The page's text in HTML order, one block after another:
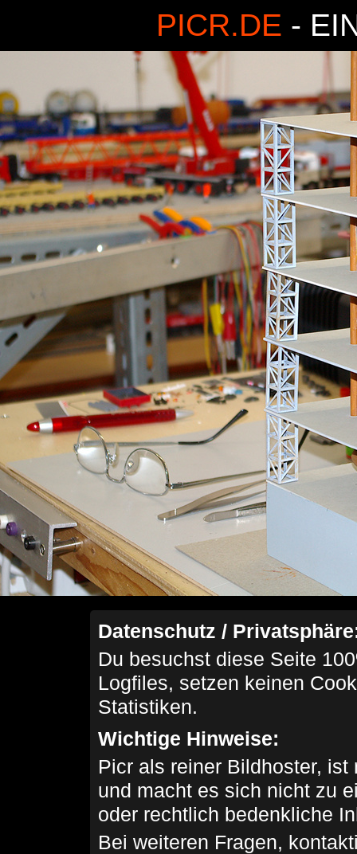
PICR.DE -
Datenschutz /
Du besuchst diese Seite
Logfiles, setzen keinen
Statistiken.
Wichtige Hinweise:
Picr als reiner Bildhoster,
und macht es sich nicht zu
oder rechtlich bedenkliche
Bei weiteren Fragen,